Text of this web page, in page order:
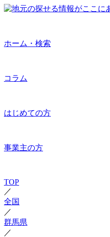
ホーム・検索
コラム
はじめての方
事業主の方
TOP
／
全国
／
群馬県
／